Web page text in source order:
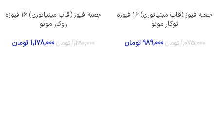
جعبه فیوز (قاب مینیاتوری) ۱۶ فیوزه
توکار مونو
1,075,000 تومان 989,000 تومان
جعبه فیوز (قاب مینیاتوری) ۱۶ فیوزه
روکار مونو
1,280,000 تومان 1,178,000تومان